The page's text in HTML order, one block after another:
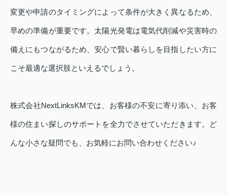
変更や申請のタイミングによって条件が大きく異なるため、
早めの準備が重要です。太陽光発電は電気代削減や災害時の
備えにもつながるため、安心で賢い暮らしを目指したい方に
こそ最適な選択肢といえるでしょう。
株式会社NextLinksKMでは、お客様の不安に寄り添い、お客
様の住まい探しのサポートを全力でさせていただきます。ど
んな小さな疑問でも、お気軽にお問い合わせください♪